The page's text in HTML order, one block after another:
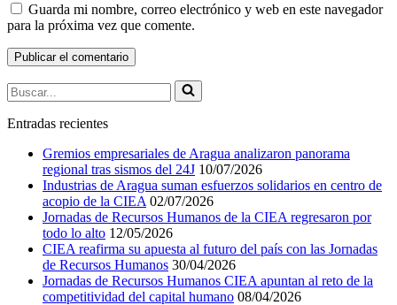
Guarda mi nombre, correo electrónico y web en este navegador
para la próxima vez que comente.
Buscar...
Entradas recientes
Gremios empresariales de Aragua analizaron panorama
regional tras sismos del 24J 10/07/2026
Industrias de Aragua suman esfuerzos solidarios en centro de
acopio de la CIEA 02/07/2026
Jornadas de Recursos Humanos de la CIEA regresaron por
todo lo alto 12/05/2026
CIEA reafirma su apuesta al futuro del país con las Jornadas
de Recursos Humanos 30/04/2026
Jornadas de Recursos Humanos CIEA apuntan al reto de la
competitividad del capital humano 08/04/2026